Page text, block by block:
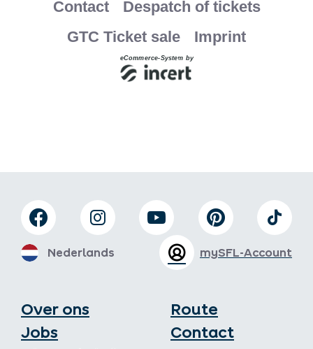
Over ons
Jobs
Route
Contact
mySFL-Account
Nederlands